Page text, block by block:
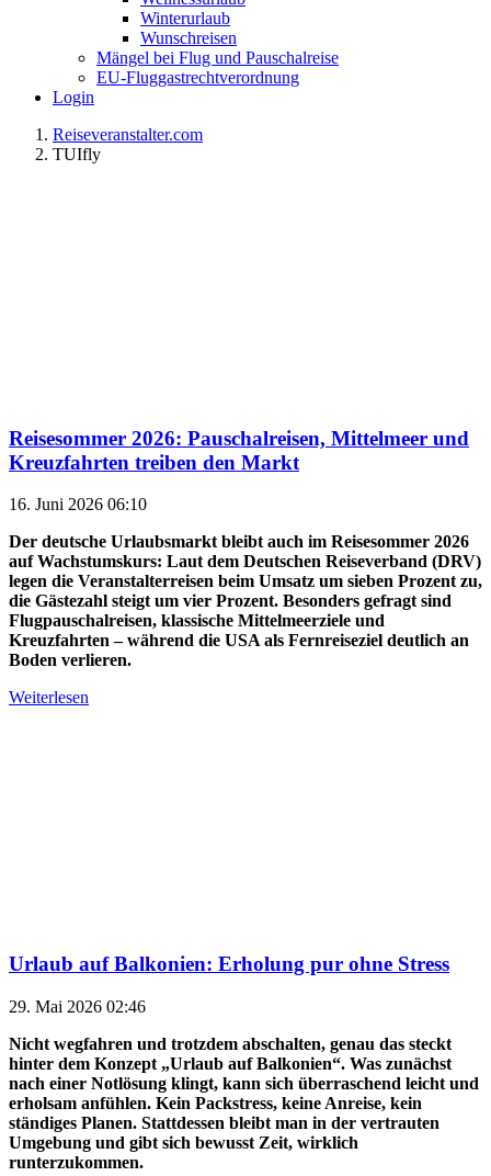
Winterurlaub
Wunschreisen
Mängel bei Flug und Pauschalreise
EU-Fluggastrechtverordnung
Login
Reiseveranstalter.com
TUIfly
Reisesommer 2026: Pauschalreisen, Mittelmeer und
Kreuzfahrten treiben den Markt
16. Juni 2026 06:10
Der deutsche Urlaubsmarkt bleibt auch im Reisesommer 2026
auf Wachstumskurs: Laut dem Deutschen Reiseverband (DRV)
legen die Veranstalterreisen beim Umsatz um sieben Prozent zu,
die Gästezahl steigt um vier Prozent. Besonders gefragt sind
Flugpauschalreisen, klassische Mittelmeerziele und
Kreuzfahrten – während die USA als Fernreiseziel deutlich an
Boden verlieren.
Weiterlesen
Urlaub auf Balkonien: Erholung pur ohne Stress
29. Mai 2026 02:46
Nicht wegfahren und trotzdem abschalten, genau das steckt
hinter dem Konzept „Urlaub auf Balkonien“. Was zunächst
nach einer Notlösung klingt, kann sich überraschend leicht und
erholsam anfühlen. Kein Packstress, keine Anreise, kein
ständiges Planen. Stattdessen bleibt man in der vertrauten
Umgebung und gibt sich bewusst Zeit, wirklich
runterzukommen.